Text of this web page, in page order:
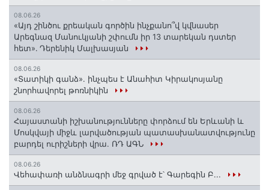
08.06.26
«Այդ շինծու քրեական գործին ինչքանո՞վ կվնասեր
Արեգնազ Մանուկյանի շփումն իր 13 տարեկան դստեր
հետ»․ Դերենիկ Մալխասյան
08.06.26
«Տատիկի գանձ». ինչպես է Անահիտ Կիրակոսյանը
շնորհավորել թոռնիկին
08.06.26
Հայաստանի իշխանությունները փորձում են Երևանի և
Մոսկվայի միջև լարվածության պատասխանատվությունը
բարդել ուրիշների վրա. ՌԴ ԱԳՆ
08.06.26
Վեհափառի անձնագրի մեջ գրված է՝ Գարեգին Բ...